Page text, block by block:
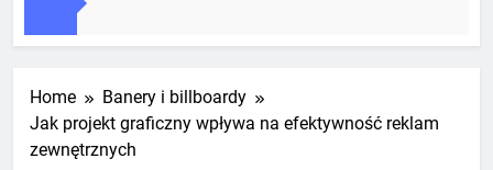
Home
Banery i billboardy
Jak projekt graficzny wpływa na efektywność reklam
zewnętrznych